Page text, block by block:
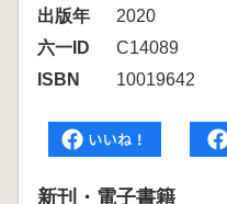
出版年
2020
六一ID
C14089
ISBN
10019642
新刊・電子書籍